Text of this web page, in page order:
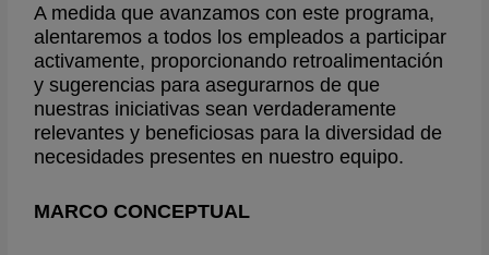
A medida que avanzamos con este programa,
alentaremos a todos los empleados a participar
activamente, proporcionando retroalimentación
y sugerencias para asegurarnos de que
nuestras iniciativas sean verdaderamente
relevantes y beneficiosas para la diversidad de
necesidades presentes en nuestro equipo.
MARCO CONCEPTUAL